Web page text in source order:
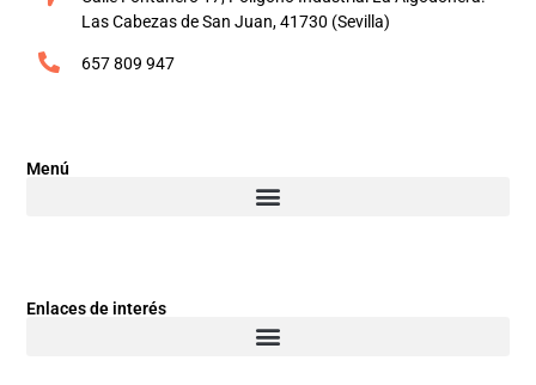
Las Cabezas de San Juan, 41730 (Sevilla)
657 809 947
Menú
Enlaces de interés